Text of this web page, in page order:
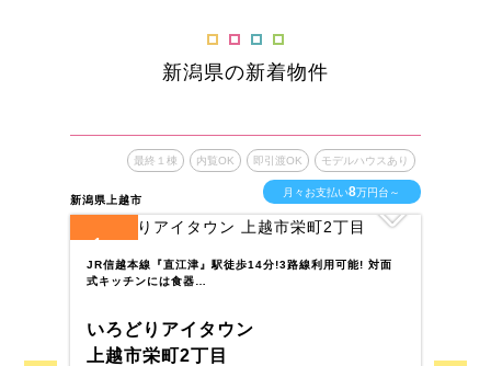
新潟県の新着物件
新潟県上越市
最終１棟 内覧OK 即引渡OK モデルハウスあり
月々お支払い8万円台～
1
JR信越本線『直江津』駅徒歩14分!3路線利用可能! 対面
式キッチンには食器…
いろどりアイタウン
上越市栄町2丁目